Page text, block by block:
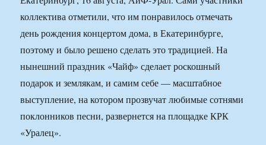
коллектива отметили, что им понравилось отмечать
день рождения концертом дома, в Екатеринбурге,
поэтому и было решено сделать это традицией. На
нынешний праздник «Чайф» сделает роскошный
подарок и землякам, и самим себе — масштабное
выступление, на котором прозвучат любимые сотнями
поклонников песни, развернется на площадке КРК
«Уралец».